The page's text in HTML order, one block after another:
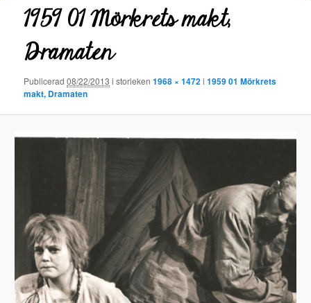
1959 01 Mörkrets makt,
Dramaten
Publicerad08/22/2013 i storleken1968 × 1472i1959 01 Mörkrets
makt, Dramaten